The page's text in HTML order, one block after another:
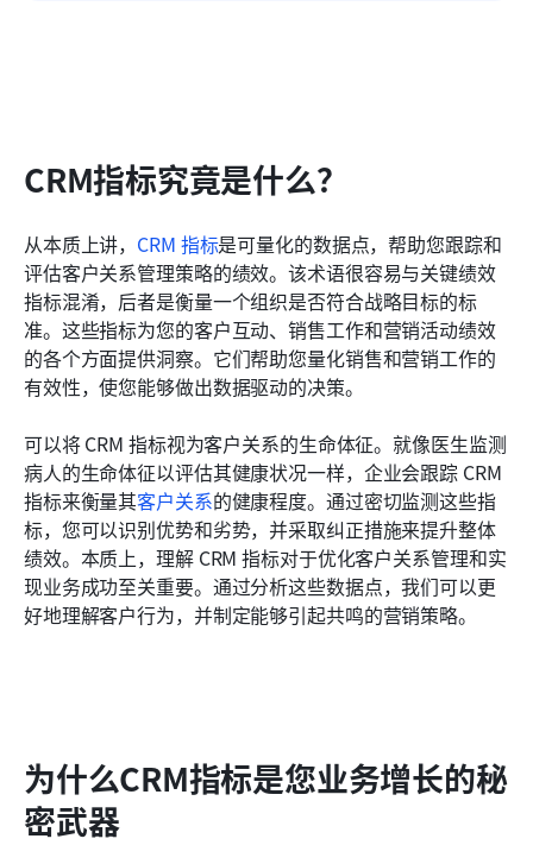
CRM指标究竟是什么？
从本质上讲， CRM 指标是可量化的数据点，帮助您跟踪和
评估客户关系管理策略的绩效。该术语很容易与关键绩效
指标混淆，后者是衡量一个组织是否符合战略目标的标
准。这些指标为您的客户互动、销售工作和营销活动绩效
的各个方面提供洞察。它们帮助您量化销售和营销工作的
有效性，使您能够做出数据驱动的决策。
可以将 CRM 指标视为客户关系的生命体征。就像医生监测
病人的生命体征以评估其健康状况一样，企业会跟踪 CRM
指标来衡量其客户关系的健康程度。通过密切监测这些指
标，您可以识别优势和劣势，并采取纠正措施来提升整体
绩效。本质上，理解 CRM 指标对于优化客户关系管理和实
现业务成功至关重要。通过分析这些数据点，我们可以更
好地理解客户行为，并制定能够引起共鸣的营销策略。
为什么CRM指标是您业务增长的秘
密武器